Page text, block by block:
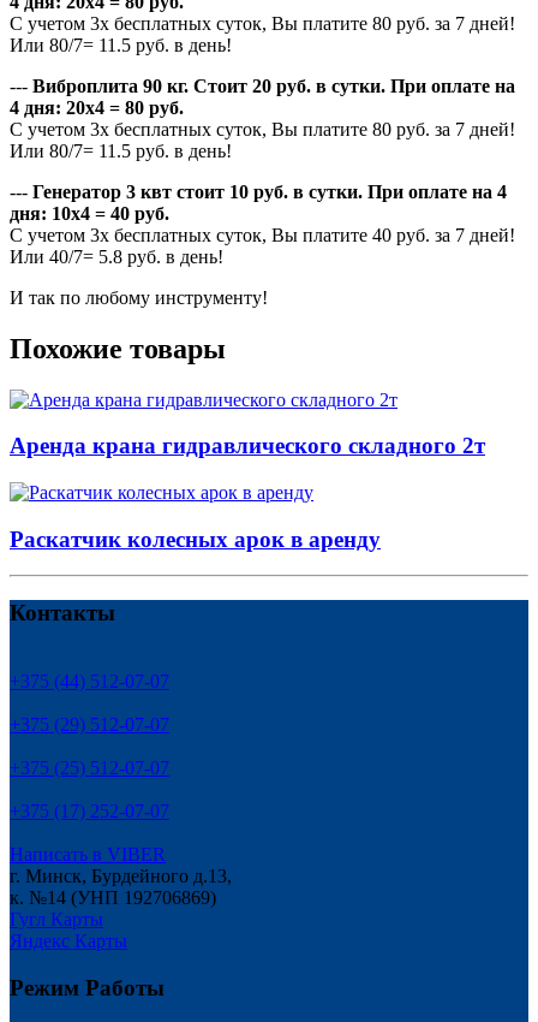
С учетом 3х бесплатных суток, Вы платите 80 руб. за 7 дней!
Или 80/7= 11.5 руб. в день!
--- Виброплита 90 кг. Стоит 20 руб. в сутки. При оплате на
4 дня: 20х4 = 80 руб.
С учетом 3х бесплатных суток, Вы платите 80 руб. за 7 дней!
Или 80/7= 11.5 руб. в день!
--- Генератор 3 квт стоит 10 руб. в сутки. При оплате на 4
дня: 10х4 = 40 руб.
С учетом 3х бесплатных суток, Вы платите 40 руб. за 7 дней!
Или 40/7= 5.8 руб. в день!
И так по любому инструменту!
Похожие товары
Аренда крана гидравлического складного 2т
Раскатчик колесных арок в аренду
Контакты
+375 (44) 512-07-07
+375 (29) 512-07-07
+375 (25) 512-07-07
+375 (17) 252-07-07
Написать в VIBER
г. Минск, Бурдейного д.13,
к. №14 (УНП 192706869)
Гугл Карты
Яндекс Карты
Режим Работы